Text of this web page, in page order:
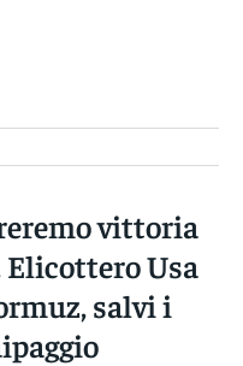
vittoria
Usa
salvi i